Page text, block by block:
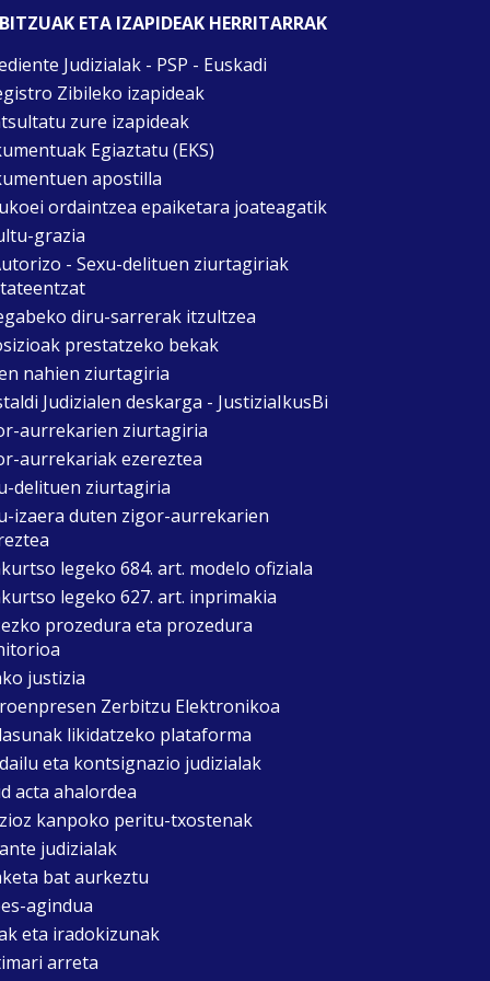
ETA IZAPIDEAK HERRITARRAK
Judizialak - PSP - Euskadi
Zibileko izapideak
zure izapideak
Egiaztatu (EKS)
apostilla
ordaintzea epaiketara joateagatik
grazia
- Sexu-delituen ziurtagiriak
diru-sarrerak itzultzea
prestatzeko bekak
nahien ziurtagiria
Judizialen deskarga - JustiziaIkusBi
aurrekarien ziurtagiria
aurrekariak ezereztea
delituen ziurtagiria
izaera duten zigor-aurrekarien
legeko 684. art. modelo ofiziala
legeko 627. art. inprimakia
prozedura eta prozedura
justizia
Zerbitzu Elektronikoa
likidatzeko plataforma
eta kontsignazio judizialak
acta ahalordea
kanpoko peritu-txostenak
judizialak
bat aurkeztu
agindua
eta iradokizunak
arreta